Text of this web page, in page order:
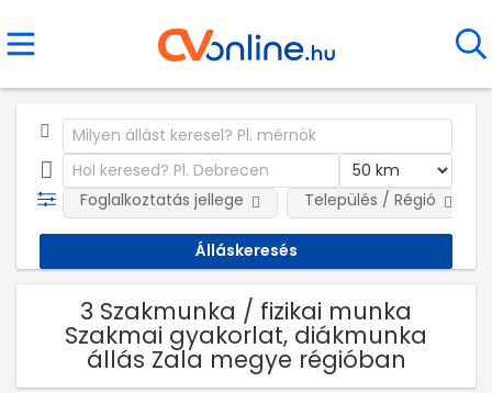
Foglalkoztatás jellege Település / Régió
3 Szakmunka / fizikai munka
Szakmai gyakorlat, diákmunka
állás Zala megye régióban